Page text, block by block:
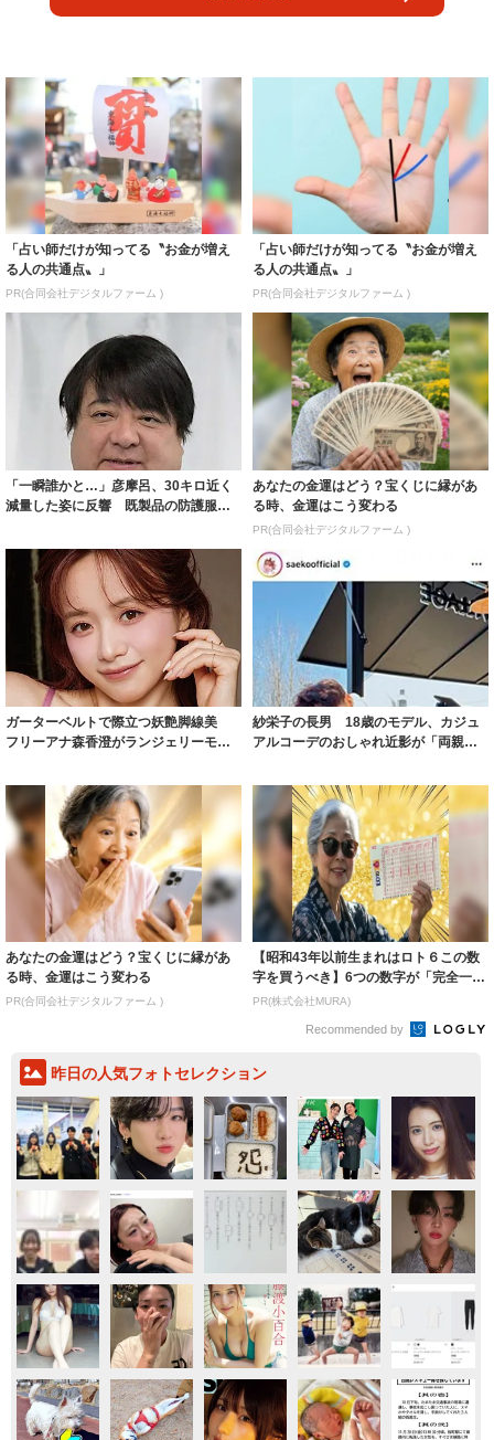
「占い師だけが知ってる〝お金が増え
る人の共通点〟」
PR(合同会社デジタルファーム )
「占い師だけが知ってる〝お金が増え
る人の共通点〟」
PR(合同会社デジタルファーム )
「一瞬誰かと…」彦摩呂、30キロ近く
減量した姿に反響 既製品の防護服が
あなたの金運はどう？宝くじに縁があ
る時、金運はこう変わる
PR(合同会社デジタルファーム )
ガーターベルトで際立つ妖艶脚線美
フリーアナ森香澄がランジェリーモデ
紗栄子の長男 18歳のモデル、カジュ
アルコーデのおしゃれ近影が「両親の
あなたの金運はどう？宝くじに縁があ
る時、金運はこう変わる
PR(合同会社デジタルファーム )
【昭和43年以前生まれはロト６この数
字を買うべき】6つの数字が「完全一
致」する方...
PR(株式会社MURA)
Recommended by
昨日の人気フォトセレクション